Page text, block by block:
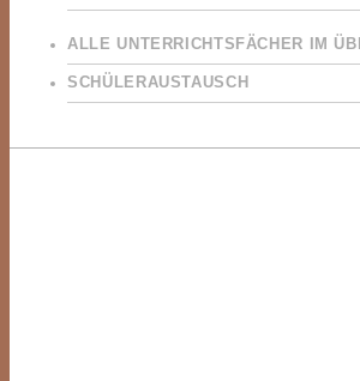
ALLE UNTERRICHTSFÄCHER IM
SCHÜLERAUSTAUSCH